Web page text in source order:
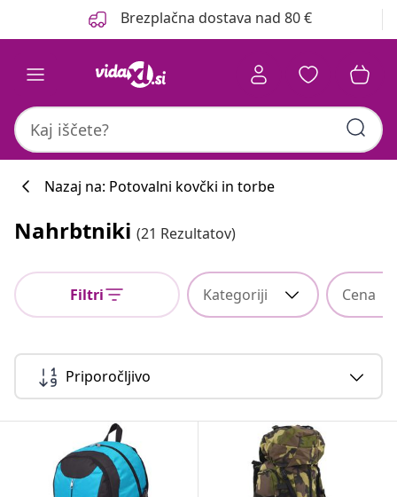
Brezplačna dostava nad 80 €
Nazaj na: Potovalni kovčki in torbe
Nahrbtniki (21 Rezultatov)
Filtri Kategoriji Cena
Priporočljivo